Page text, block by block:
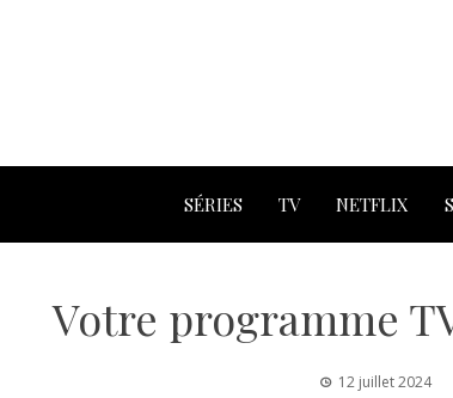
SÉRIES TV NETFLIX
Votre programme
12 juillet 2024